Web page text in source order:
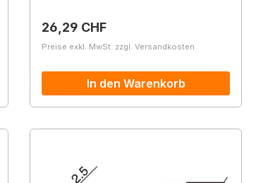
Regulärer Preis:
26,29 CHF
Preise exkl. MwSt. zzgl. Versandkosten
In den Warenkorb